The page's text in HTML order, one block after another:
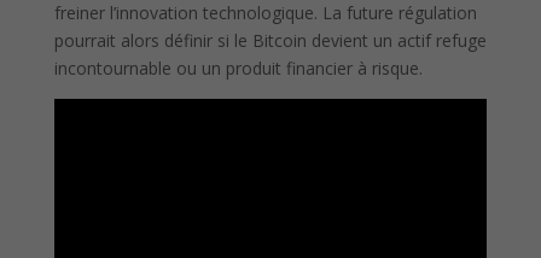
freiner l’innovation technologique. La future régulation
pourrait alors définir si le Bitcoin devient un actif refuge
incontournable ou un produit financier à risque.